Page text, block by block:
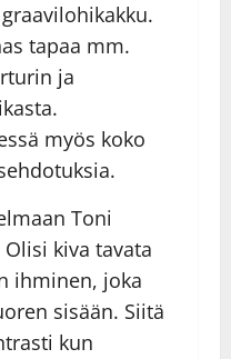
tapaa mm.
ja
myös koko
Toni
kiva tavata
ihminen, joka
sisään. Siitä
kun